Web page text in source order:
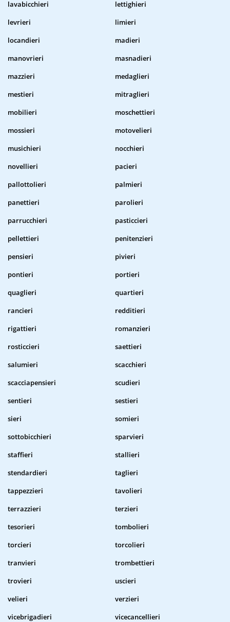
lavabicchieri
lettighieri
levrieri
limieri
locandieri
madieri
manovrieri
masnadieri
mazzieri
medaglieri
mestieri
mitraglieri
mobilieri
moschettieri
mossieri
motovelieri
musichieri
nocchieri
novellieri
pacieri
pallottolieri
palmieri
panettieri
parolieri
parrucchieri
pasticcieri
pellettieri
penitenzieri
pensieri
pivieri
pontieri
portieri
quaglieri
quartieri
rancieri
redditieri
rigattieri
romanzieri
rosticcieri
saettieri
salumieri
scacchieri
scacciapensieri
scudieri
sentieri
sestieri
sieri
somieri
sottobicchieri
sparvieri
staffieri
stallieri
stendardieri
taglieri
tappezzieri
tavolieri
terrazzieri
terzieri
tesorieri
tombolieri
torcieri
torcolieri
tranvieri
trombettieri
trovieri
uscieri
velieri
verzieri
vicebrigadieri
vicecancellieri